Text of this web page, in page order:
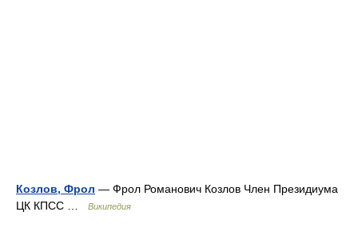
Козлов, Фрол — Фрол Романович Козлов Член Президиума
ЦК КПСС …
Википедия